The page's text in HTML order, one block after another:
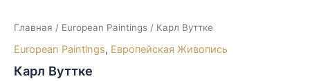
Главная / European Paintings / Карл Вуттке
European Paintings, Европейская Живопись
Карл Вуттке